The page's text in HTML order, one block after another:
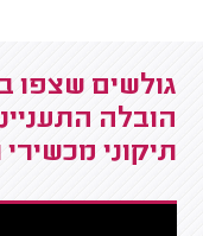
גולשים שצפו
הובלה
תיקוני